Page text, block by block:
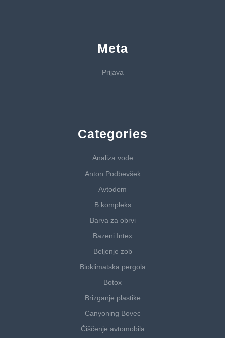
Meta
Prijava
Categories
Analiza vode
Anton Podbevšek
Avtodom
B kompleks
Barva za obrvi
Bazeni Intex
Beljenje zob
Bioklimatska pergola
Botox
Brizganje plastike
Canyoning Bovec
Čiščenje avtomobila